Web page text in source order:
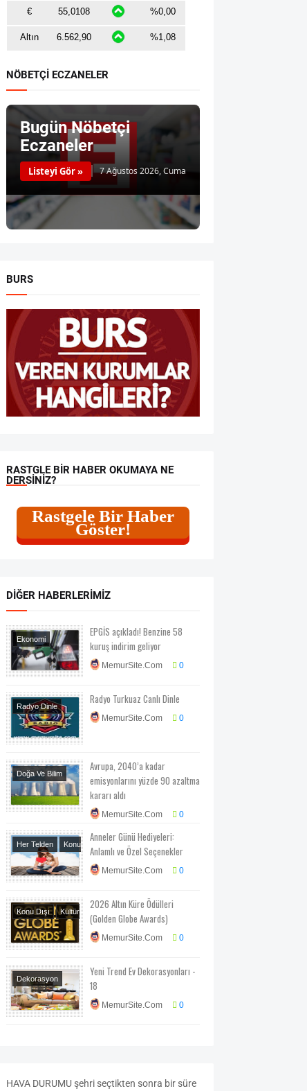
NÖBETÇİ ECZANELER
Bugün Nöbetçi
Eczaneler
Listeyi Gör » 7 Ağustos 2026, Cuma
BURS
RASTGLE BIR HABER OKUMAYA NE
DERSINIZ?
Rastgele Bir Haber
Göster!
DIĞER HABERLERIMIZ
Ekonomi
Otomobil
EPGİS açıkladı! Benzine 58
kuruş indirim geliyor
MemurSite.Com 0
Radyo Dinle
Radyo Turkuaz Canlı Dinle
MemurSite.Com 0
Doğa Ve Bilim
Teknoloji-Otomotiv-
Program
Avrupa, 2040’a kadar
emisyonlarını yüzde 90 azaltma
kararı aldı
MemurSite.Com 0
Her Telden
Konu
Dışı
Anneler Günü Hediyeleri:
Anlamlı ve Özel Seçenekler
MemurSite.Com 0
Konu Dışı
Kültür
Sanat
2026 Altın Küre Ödülleri
(Golden Globe Awards)
MemurSite.Com 0
Dekorasyon
Yeni Trend Ev Dekorasyonları -
18
MemurSite.Com 0
HAVA DURUMUşehri seçtikten sonra bir süre